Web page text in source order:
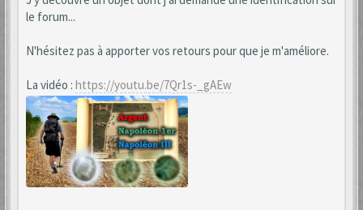
le forum...
N'hésitez pas à apporter vos retours pour que je m'améliore.
La vidéo : https://youtu.be/7Qr1s-_gAEw